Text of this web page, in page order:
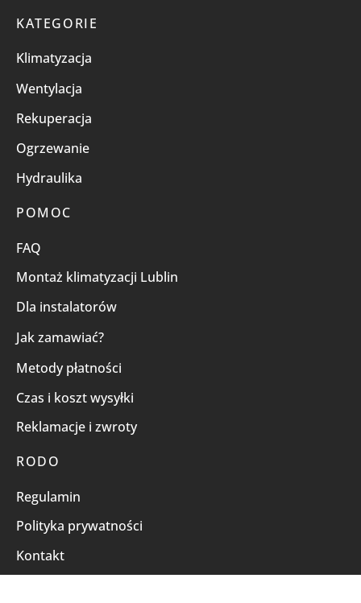
KATEGORIE
Klimatyzacja
Wentylacja
Rekuperacja
Ogrzewanie
Hydraulika
POMOC
FAQ
Montaż klimatyzacji Lublin
Dla instalatorów
Jak zamawiać?
Metody płatności
Czas i koszt wysyłki
Reklamacje i zwroty
RODO
Regulamin
Polityka prywatności
Kontakt